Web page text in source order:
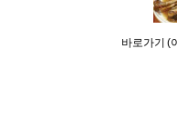
바로가기 (